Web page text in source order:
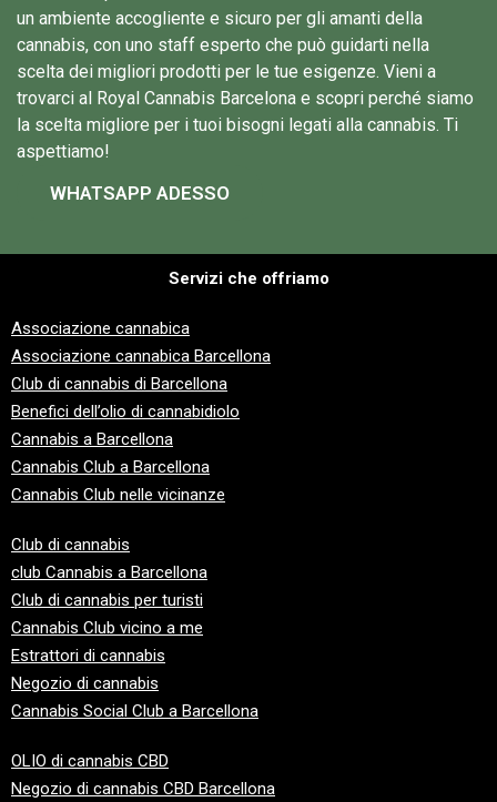
un ambiente accogliente e sicuro per gli amanti della
cannabis, con uno staff esperto che può guidarti nella
scelta dei migliori prodotti per le tue esigenze. Vieni a
trovarci al Royal Cannabis Barcelona e scopri perché siamo
la scelta migliore per i tuoi bisogni legati alla cannabis. Ti
aspettiamo!
WHATSAPP ADESSO
Servizi che offriamo
Associazione cannabica
Associazione cannabica Barcellona
Club di cannabis di Barcellona
Benefici dell’olio di cannabidiolo
Cannabis a Barcellona
Cannabis Club a Barcellona
Cannabis Club nelle vicinanze
Club di cannabis
club Cannabis a Barcellona
Club di cannabis per turisti
Cannabis Club vicino a me
Estrattori di cannabis
Negozio di cannabis
Cannabis Social Club a Barcellona
OLIO di cannabis CBD
Negozio di cannabis CBD Barcellona